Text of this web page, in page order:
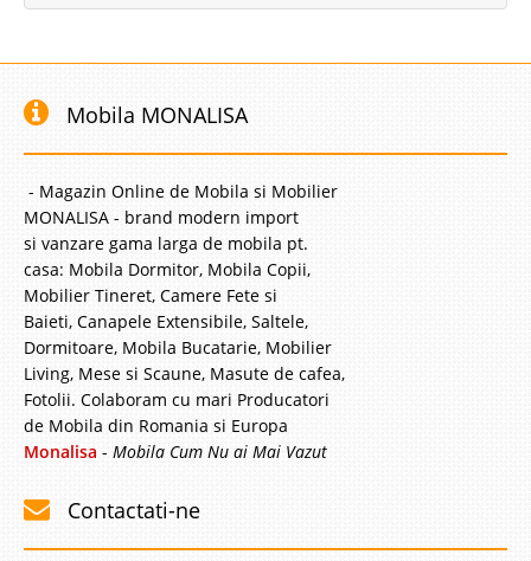
Mobila MONALISA
- Magazin Online de Mobila si Mobilier
MONALISA - brand modern import
si vanzare gama larga de mobila pt.
casa: Mobila Dormitor, Mobila Copii,
Mobilier Tineret, Camere Fete si
Baieti, Canapele Extensibile, Saltele,
Dormitoare, Mobila Bucatarie, Mobilier
Living, Mese si Scaune, Masute de cafea,
Fotolii. Colaboram cu mari Producatori
de Mobila din Romania si Europa
Monalisa - Mobila Cum Nu ai Mai Vazut
Contactati-ne